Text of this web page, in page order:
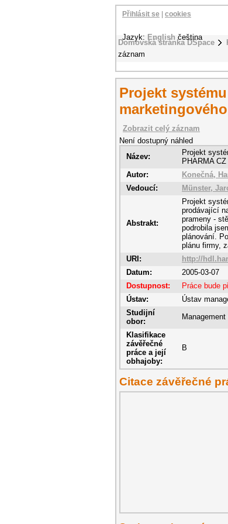
Domovská stránka DSpace
záznam
Přihlásit se cookies
Jazyk: English čeština
Projekt
Zobrazit celý záznam
Není dostupný náhled
Název:
Projekt
PHARMA CZ
Autor:
Konečná,
Vedoucí:
Münster,
Abstrakt:
Projekt
prodávající
prameny -
podrobila
plánování.
plánu firmy,
URI:
http://
Datum:
2005-03-07
Dostupnost:
Práce bude
Ústav:
Ústav
Studijní
obor:
Klasifikace
závěřečné
práce a její
obhajoby:
B
Citace závěřečné